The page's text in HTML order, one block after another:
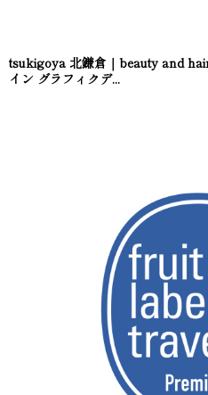
tsukigoya 北鎌倉｜beauty and
イン グラフィクデ...